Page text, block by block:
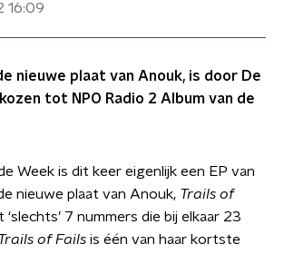
16:09
nieuwe plaat van Anouk, is door De
tot NPO Radio 2 Album van de
Week is dit keer eigenlijk een EP van
nieuwe plaat van Anouk, Trails of
‘slechts’ 7 nummers die bij elkaar 23
of Fails is één van haar kortste